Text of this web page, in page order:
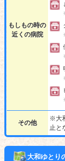
もしもの時の
近くの病院
その他
※大
止と
大和ゆとり